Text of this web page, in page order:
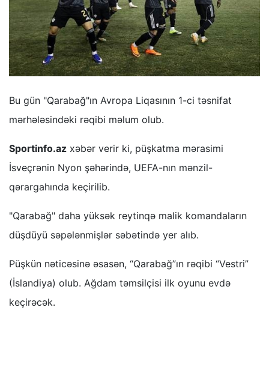
Bu gün "Qarabağ"ın Avropa Liqasının 1-ci təsnifat
mərhələsindəki rəqibi məlum olub.
Sportinfo.az xəbər verir ki, püşkatma mərasimi
İsveçrənin Nyon şəhərində, UEFA-nın mənzil-
qərargahında keçirilib.
"Qarabağ" daha yüksək reytinqə malik komandaların
düşdüyü səpələnmişlər səbətində yer alıb.
Püşkün nəticəsinə əsasən, “Qarabağ”ın rəqibi “Vestri”
(İslandiya) olub. Ağdam təmsilçisi ilk oyunu evdə
keçirəcək.